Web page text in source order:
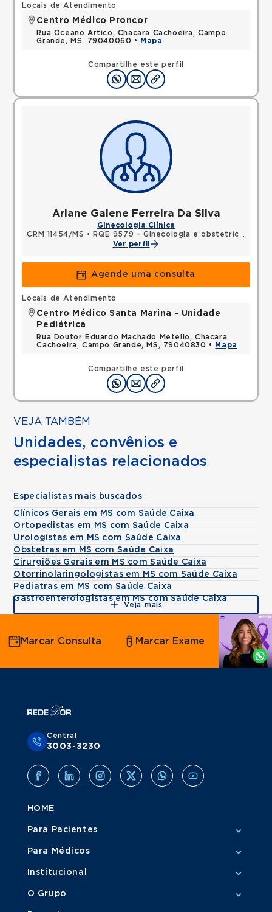
Compartilhe este perfil
Locais de Atendimento
Centro Médico Proncor
Rua Oceano Artico, Chacara Cachoeira, Campo
Grande, MS, 79040060 •
Mapa
Ariane Galene Ferreira Da Silva
Ginecologia Clínica
CRM 11454/MS •
RQE 9579 - Ginecologia e obstetrícia
Ver perfil
Agende uma consulta
Compartilhe este perfil
Locais de Atendimento
Centro Médico Santa Marina - Unidade
Pediátrica
Rua Doutor Eduardo Machado Metello, Chacara
Cachoeira, Campo Grande, MS, 79040830 •
Mapa
VEJA TAMBÉM
Unidades, convênios e
especialistas relacionados
Especialistas mais buscados
Clínicos Gerais em MS com Saúde Caixa
Ortopedistas em MS com Saúde Caixa
Urologistas em MS com Saúde Caixa
Obstetras em MS com Saúde Caixa
Cirurgiões Gerais em MS com Saúde Caixa
Otorrinolaringologistas em MS com Saúde Caixa
Pediatras em MS com Saúde Caixa
Gastroenterologistas em MS com Saúde Caixa
Veja mais
Agende
por
Whatsapp
Marcar Consulta Marcar Exame
Central
3003-3230
HOME
Para Pacientes
Para Médicos
Institucional
O Grupo